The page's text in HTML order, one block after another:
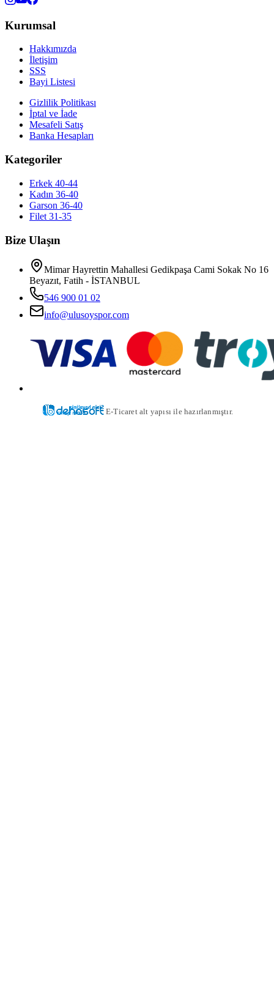
Kurumsal
Hakkımızda
İletişim
SSS
Bayi Listesi
Gizlilik Politikası
İptal ve İade
Mesafeli Satış
Banka Hesapları
Kategoriler
Erkek 40-44
Kadın 36-40
Garson 36-40
Filet 31-35
Bize Ulaşın
Mimar Hayrettin Mahallesi Gedikpaşa Cami Sokak No 16
Beyazıt, Fatih - İSTANBUL
546 900 01 02
info@ulusoyspor.com
E-Ticaret alt yapısı ile hazırlanmıştır.